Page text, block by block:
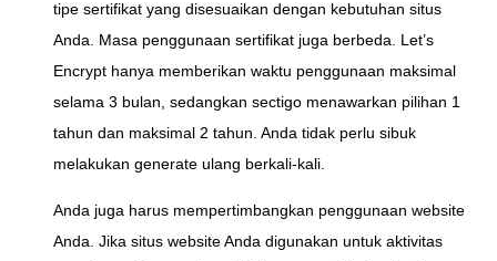
tipe sertifikat yang disesuaikan dengan kebutuhan situs
Anda. Masa penggunaan sertifikat juga berbeda. Let’s
Encrypt hanya memberikan waktu penggunaan maksimal
selama 3 bulan, sedangkan sectigo menawarkan pilihan 1
tahun dan maksimal 2 tahun. Anda tidak perlu sibuk
melakukan generate ulang berkali-kali.
Anda juga harus mempertimbangkan penggunaan website
Anda. Jika situs website Anda digunakan untuk aktivitas